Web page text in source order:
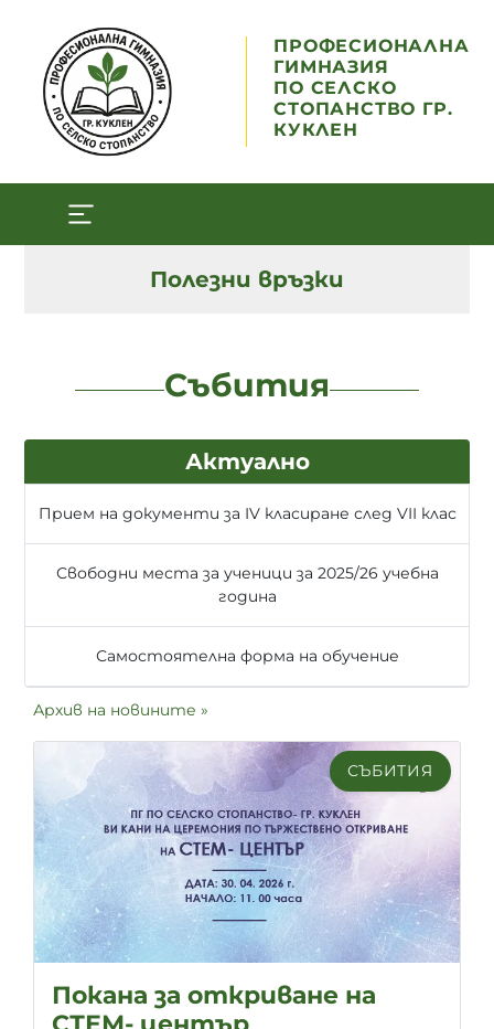
ПРОФЕСИОНАЛНА
ГИМНАЗИЯ
ПО СЕЛСКО
СТОПАНСТВО ГР.
КУКЛЕН
Полезни връзки
Събития
СЪБИТИЯ
Покана за откриване на
Актуално
Прием на документи за IV класиране след VII клас
Свободни места за ученици за 2025/26 учебна
година
Самостоятелна форма на обучение
Архив на новините »